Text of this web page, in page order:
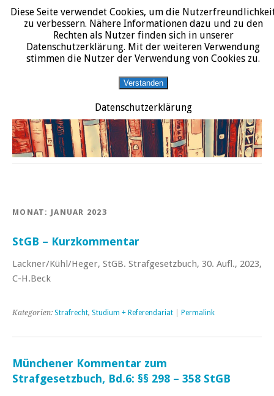
START DATENSCHUTZERKLÄRUNG IMPRESSUM ÜBER JURALIT
JURALIT
Rezensionen juristischer Literatur
MONAT: JANUAR 2023
StGB – Kurzkommentar
Lackner/Kühl/Heger, StGB. Strafgesetzbuch, 30. Aufl., 2023,
C-H.Beck
Kategorien: Strafrecht, Studium + Referendariat Permalink
Münchener Kommentar zum
Strafgesetzbuch, Bd.6: §§ 298 – 358 StGB
Diese Seite verwendet Cookies, um die
zu verbessern. Nähere Informationen dazu und zu den
Rechten als Nutzer finden sich in unserer
Datenschutzerklärung. Mit der weiteren Verwendung
stimmen die Nutzer der Verwendung von Cookies zu.
Verstanden
Datenschutzerklärung